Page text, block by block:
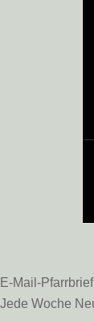
E-Mail-Pfarrbrief
Jede Woche